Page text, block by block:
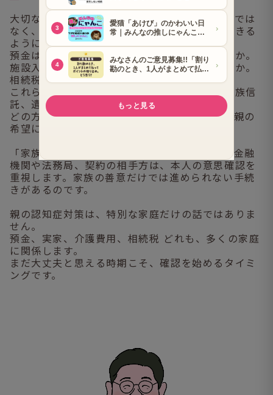
大切なのは、親が認知症になってから慌てるのでは
なく、元気なうちに「誰が、何を、どこまでできる
ようにしておくか」を確認しておくことです。
預金はどの口座にあるのか。不動産の名義は誰か。
施設入居や医療費に使う資金はどこから出すのか。
相続税がかかりそうな財産規模なのか。
これらを早めに整理しておけば、任意後見、家族信
託、遺言、生前贈与などを検討できます。
どの方法がよいかは、財産の内容、家族関係、親の
希望によって変わります。
「家族だから何とかできる」と思っていても、金融
機関や法務局、契約の相手方は、本人の意思確認を
重視します。家族の善意だけでは進められない手続
きがあるのです。
親の認知症対策は、特別な家庭だけの話ではありま
せん。
預金、実家、介護費用、相続税 どれも、多くの家庭
に関係します。
まだ大丈夫と思える時期こそ、確認を始めるタイミ
ングです。